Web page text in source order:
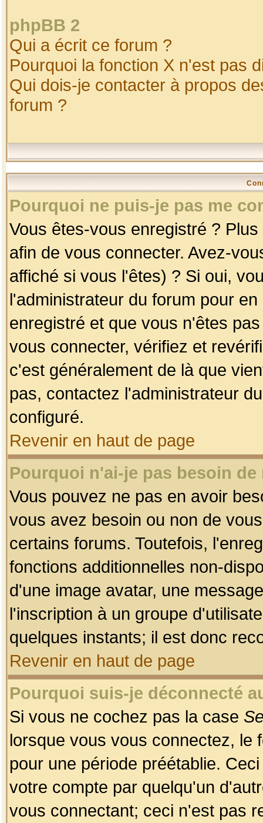
phpBB 2
Qui a écrit ce forum ?
Pourquoi la fonction X n'est pas
Qui dois-je contacter à propos
forum ?
Pourquoi ne puis-je pas me
Vous êtes-vous enregistré ?
afin de vous connecter. Avez-
affiché si vous l'êtes) ? Si oui,
l'administrateur du forum pour
enregistré et que vous n'êtes
vous connecter, vérifiez et
c'est généralement de là que
pas, contactez l'administrateur
configuré.
Revenir en haut de page
Pourquoi n'ai-je pas besoin
Vous pouvez ne pas en avoir
vous avez besoin ou non de
certains forums. Toutefois,
fonctions additionnelles non-
d'une image avatar, une
l'inscription à un groupe
quelques instants; il est donc
Revenir en haut de page
Pourquoi suis-je déconnecté
Si vous ne cochez pas la case
lorsque vous vous connectez, le
pour une période préétablie.
votre compte par quelqu'un
vous connectant; ceci n'est pas